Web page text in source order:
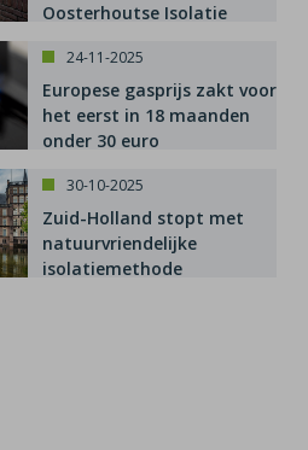
Oosterhoutse Isolatie
24-11-2025
Europese gasprijs zakt voor
het eerst in 18 maanden
onder 30 euro
30-10-2025
Zuid-Holland stopt met
natuurvriendelijke
isolatiemethode